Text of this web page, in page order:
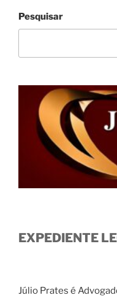
Pesquisar
EXPEDIENTE
Júlio Prates é